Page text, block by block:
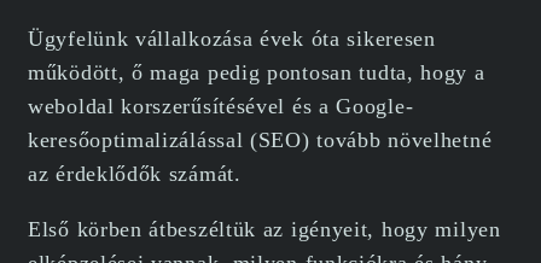
Ügyfelünk vállalkozása évek óta sikeresen
működött, ő maga pedig pontosan tudta, hogy a
weboldal korszerűsítésével és a Google-
keresőoptimalizálással (SEO) tovább növelhetné
az érdeklődők számát.
Első körben átbeszéltük az igényeit, hogy milyen